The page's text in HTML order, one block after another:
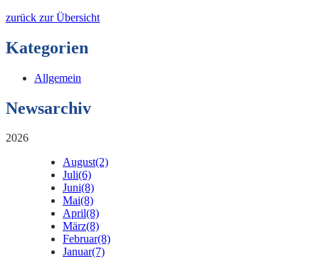
zurück zur Übersicht
Kategorien
Allgemein
Newsarchiv
2026
August(2)
Juli(6)
Juni(8)
Mai(8)
April(8)
März(8)
Februar(8)
Januar(7)